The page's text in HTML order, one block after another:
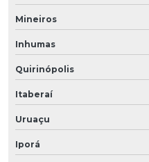
Mineiros
Inhumas
Quirinópolis
Itaberaí
Uruaçu
Iporá